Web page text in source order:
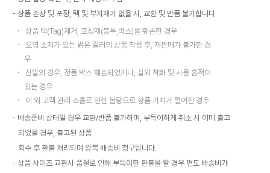
상품 손상 및 포장, 택 및 부자재가 없을 시, 교환 및 반품 불가합니다.
상품 택(Tag)제거, 포장재(봉투,박스)를 훼손한 경우
오염 소지가 있는 밝은 컬러의 상품 착용 후, 재판매가 불가한 경
우
신발의 경우, 정품 박스 훼손되었거나, 실외 착화 및 사용 흔적이
있는 경우
이 외 고객 관리 소홀로 인한 불량으로 상품 가치가 떨어진 경우
배송준비 상태일 경우 교환/반품 불가하며, 부득이하게 취소 시 이미 출고
되었을 경우, 출고된 상품
회수 후 환불 처리되며 왕복 배송비 청구됩니다.
상품 사이즈 교환시 품절로 인해 부득이한 환불을 할 경우 편도 배송비가